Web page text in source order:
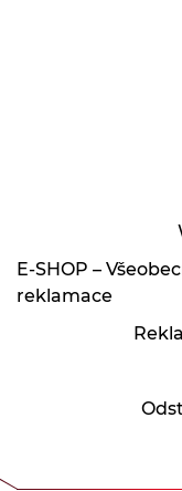
E-SHOP –
reklamace